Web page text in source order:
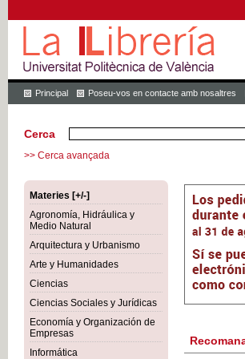
Principal Poseu-vos en contacte amb nosaltres
Cerca
>> Cerca avançada
Materies [+/-]
Agronomía, Hidráulica y
Medio Natural
Arquitectura y Urbanismo
Arte y Humanidades
Ciencias
Ciencias Sociales y Jurídicas
Economía y Organización de
Empresas
Informática